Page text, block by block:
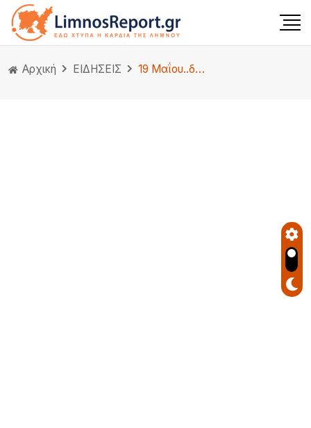
Αρχική ΕΙΔΗΣΕΙΣ 19 Μαΐου..δεν ξεχνώ! Η γενοκτονία των Ελλήνων του Πόντου.